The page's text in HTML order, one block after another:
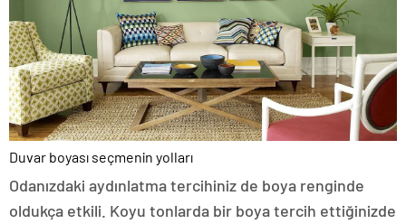
Duvar boyası seçmenin yolları
Odanızdaki aydınlatma tercihiniz de boya renginde
oldukça etkili. Koyu tonlarda bir boya tercih ettiğinizde